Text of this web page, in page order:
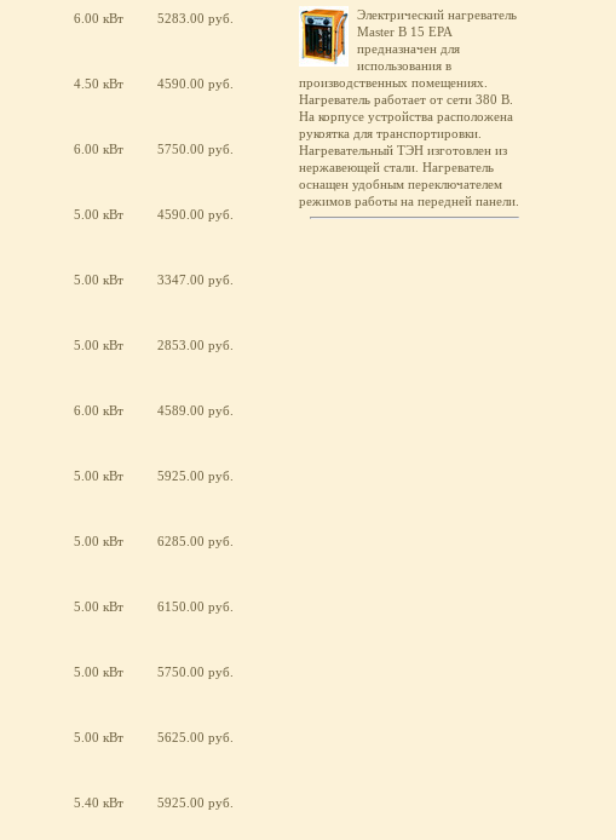
6.00 кВт 5283.00 руб.
4.50 кВт 4590.00 руб.
6.00 кВт 5750.00 руб.
5.00 кВт 4590.00 руб.
5.00 кВт 3347.00 руб.
5.00 кВт 2853.00 руб.
6.00 кВт 4589.00 руб.
5.00 кВт 5925.00 руб.
5.00 кВт 6285.00 руб.
5.00 кВт 6150.00 руб.
5.00 кВт 5750.00 руб.
5.00 кВт 5625.00 руб.
5.40 кВт 5925.00 руб.
Электрический нагреватель
Master B 15 EPA
предназначен для
использования в
производственных помещениях.
Нагреватель работает от сети 380 В.
На корпусе устройства расположена
рукоятка для транспортировки.
Нагревательный ТЭН изготовлен из
нержавеющей стали. Нагреватель
оснащен удобным переключателем
режимов работы на передней панели.